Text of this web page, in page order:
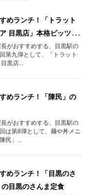
めランチ！「トラット
目黒店」本格ピッツァ
がおすすめする、目黒駅の
第九弾として、「トラット
黒店...
めランチ！「陳民」の
がおすすめする、目黒駅の
は第8弾として、麺や丼メニ
民」...
めランチ！「目黒のさ
目黒のさんま定食